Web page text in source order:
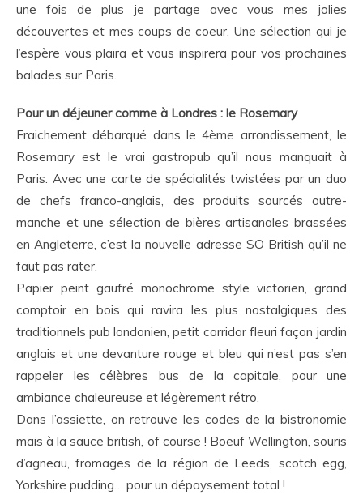
une fois de plus je partage avec vous mes jolies
découvertes et mes coups de coeur. Une sélection qui je
l’espère vous plaira et vous inspirera pour vos prochaines
balades sur Paris.
Pour un déjeuner comme à Londres : le Rosemary
Fraichement débarqué dans le 4ème arrondissement, le
Rosemary est le vrai gastropub qu’il nous manquait à
Paris. Avec une carte de spécialités twistées par un duo
de chefs franco-anglais, des produits sourcés outre-
manche et une sélection de bières artisanales brassées
en Angleterre, c’est la nouvelle adresse SO British qu’il ne
faut pas rater.
Papier peint gaufré monochrome style victorien, grand
comptoir en bois qui ravira les plus nostalgiques des
traditionnels pub londonien, petit corridor fleuri façon jardin
anglais et une devanture rouge et bleu qui n’est pas s’en
rappeler les célèbres bus de la capitale, pour une
ambiance chaleureuse et légèrement rétro.
Dans l’assiette, on retrouve les codes de la bistronomie
mais à la sauce british, of course ! Boeuf Wellington, souris
d’agneau, fromages de la région de Leeds, scotch egg,
Yorkshire pudding… pour un dépaysement total !